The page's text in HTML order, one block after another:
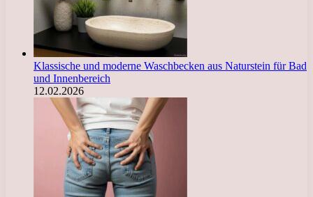
Klassische und moderne Waschbecken aus Naturstein für Bad
und Innenbereich
12.02.2026